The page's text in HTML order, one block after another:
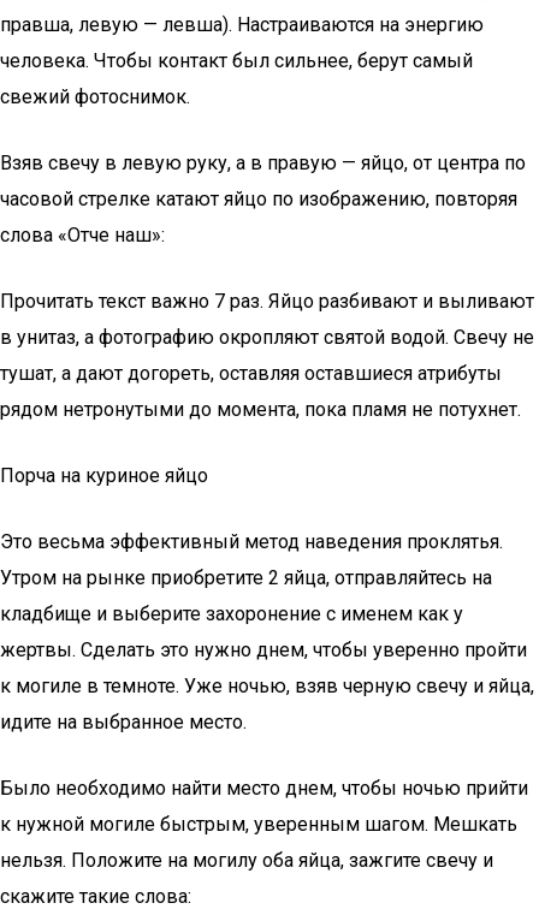
правша, левую — левша). Настраиваются на энергию
человека. Чтобы контакт был сильнее, берут самый
свежий фотоснимок.
Взяв свечу в левую руку, а в правую — яйцо, от центра по
часовой стрелке катают яйцо по изображению, повторяя
слова «Отче наш»:
Прочитать текст важно 7 раз. Яйцо разбивают и выливают
в унитаз, а фотографию окропляют святой водой. Свечу не
тушат, а дают догореть, оставляя оставшиеся атрибуты
рядом нетронутыми до момента, пока пламя не потухнет.
Порча на куриное яйцо
Это весьма эффективный метод наведения проклятья.
Утром на рынке приобретите 2 яйца, отправляйтесь на
кладбище и выберите захоронение с именем как у
жертвы. Сделать это нужно днем, чтобы уверенно пройти
к могиле в темноте. Уже ночью, взяв черную свечу и яйца,
идите на выбранное место.
Было необходимо найти место днем, чтобы ночью прийти
к нужной могиле быстрым, уверенным шагом. Мешкать
нельзя. Положите на могилу оба яйца, зажгите свечу и
скажите такие слова: